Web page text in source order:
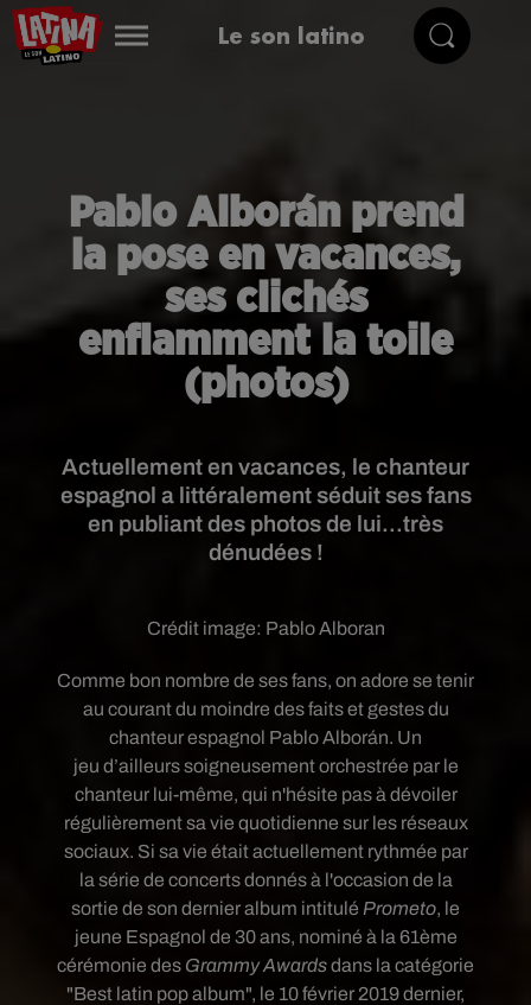
Le son latino
Pablo Alborán prend
la pose en vacances,
ses clichés
enflamment la toile
(photos)
Actuellement en vacances, le chanteur
espagnol a littéralement séduit ses fans
en publiant des photos de lui...très
dénudées !
Crédit image: Pablo Alboran
Comme bon nombre de ses fans, on adore se tenir
au courant du moindre des faits et gestes du
chanteur espagnol Pablo Alborán. Un
jeu d’ailleurs soigneusement orchestrée par le
chanteur lui-même, qui n'hésite pas à dévoiler
régulièrement sa vie quotidienne sur les réseaux
sociaux. Si sa vie était actuellement rythmée par
la série de concerts donnés à l'occasion de la
sortie de son dernier album intitulé Prometo, le
jeune Espagnol de 30 ans, nominé à la 61ème
cérémonie des Grammy Awardsdans la catégorie
"Best latin pop album", le 10 février 2019 dernier,